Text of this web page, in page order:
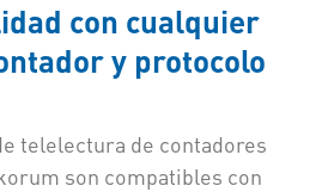
con cualquier
y protocolo
telelectura de contadores
son compatibles con